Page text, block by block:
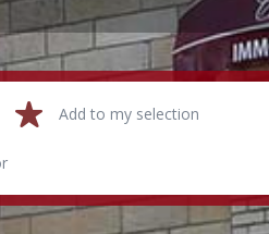
Add to my selection